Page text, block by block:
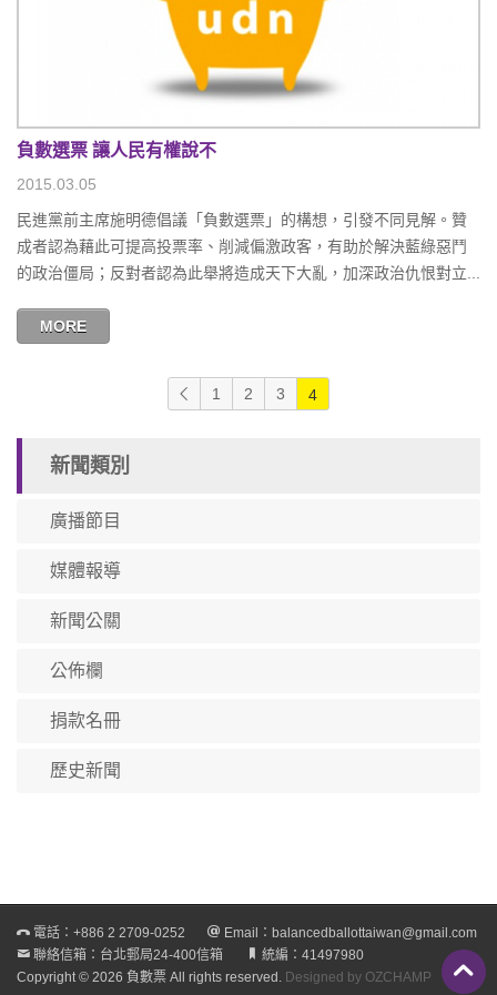
負數選票 讓人民有權說不
2015.03.05
民進黨前主席施明德倡議「負數選票」的構想，引發不同見解。贊
成者認為藉此可提高投票率、削減偏激政客，有助於解決藍綠惡鬥
的政治僵局；反對者認為此舉將造成天下大亂，加深政治仇恨對立...
MORE
1 2 3 4
新聞類別
廣播節目
媒體報導
新聞公關
公佈欄
捐款名冊
歷史新聞
電話： +886 2 2709-0252 Email： balancedballottaiwan@gmail.com
聯絡信箱：台北郵局24-400信箱
統編：41497980
Copyright © 2026 負數票 All rights reserved. Designed by OZCHAMP